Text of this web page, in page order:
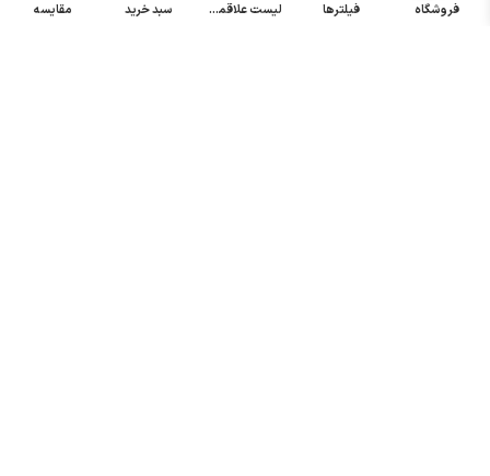
خرید میکرو
فروشگاه فیلترها لیست علاقمندی سبد خرید مقایسه